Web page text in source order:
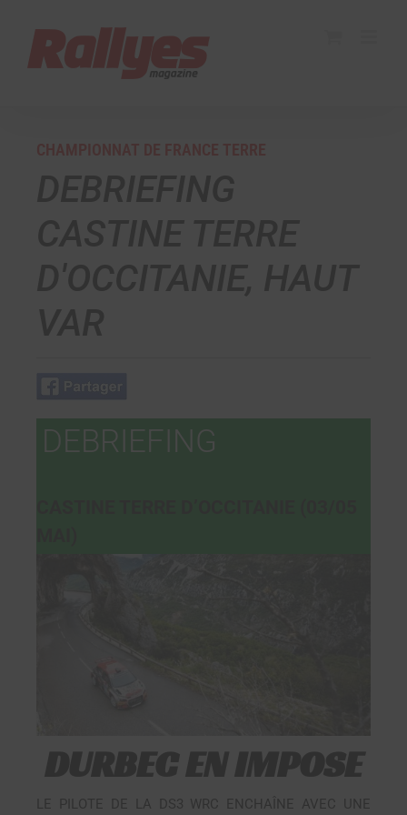
DEBRIEFING
DURBEC EN IMPOSE
LE PILOTE DE LA DS3 WRC ENCHAÎNE AVEC UNE